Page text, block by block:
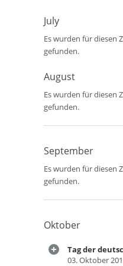
July
Es wurden für diesen
gefunden.
August
Es wurden für diesen
gefunden.
September
Es wurden für diesen
gefunden.
Oktober
Tag der
03. Oktober